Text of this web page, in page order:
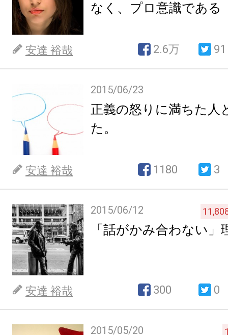
なく、プロ意識である
安達 裕哉 2.6万 91
2015/06/23
正義の怒りに満ちた人
た。
安達 裕哉 1180 3
2015/06/12
「話がかみ合わない」
安達 裕哉 300 0
2015/05/20